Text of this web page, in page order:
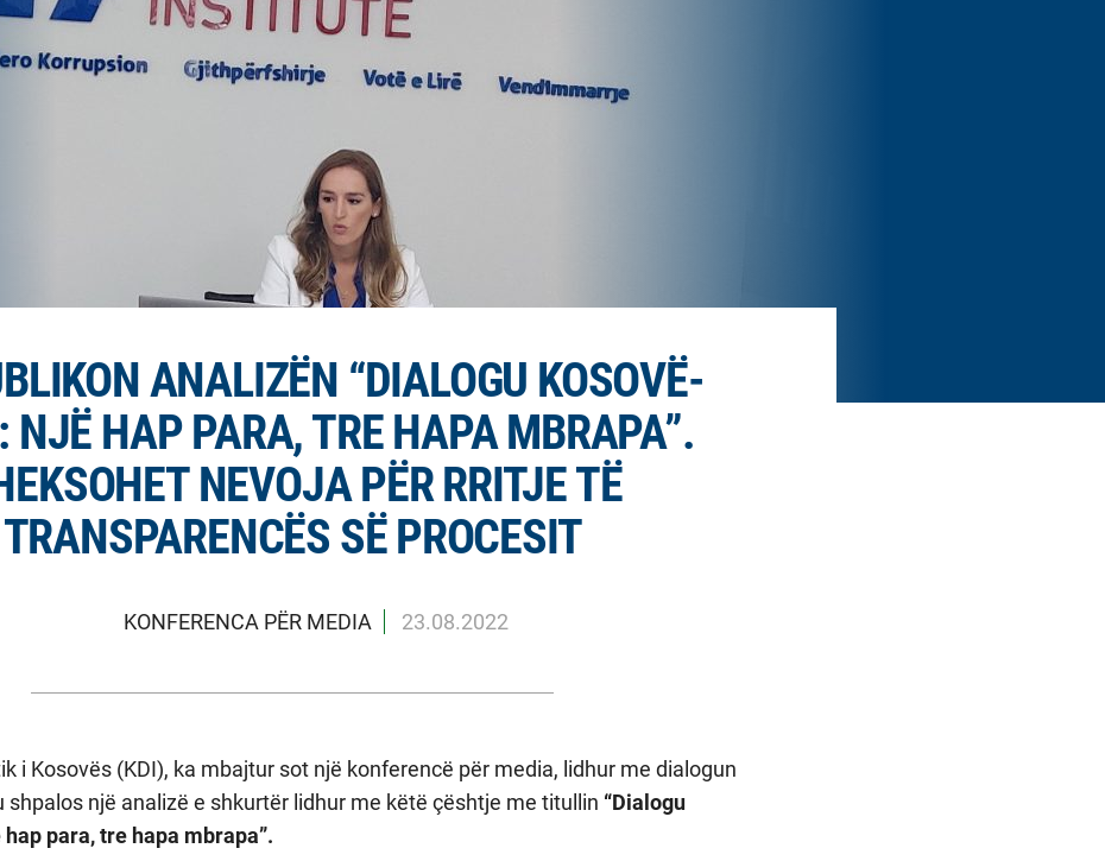
ANALIZËN “DIALOGU KOSOVË-
NJË HAP PARA, TRE HAPA MBRAPA”.
NEVOJA PËR RRITJE TË
TRANSPARENCËS SË PROCESIT
KONFERENCA PËR MEDIA 23.08.2022
i Kosovës (KDI), ka mbajtur sot një konferencë për media, lidhur me dialogun
shpalos një analizë e shkurtër lidhur me këtë çështje me titullin “Dialogu
para, tre hapa mbrapa”.